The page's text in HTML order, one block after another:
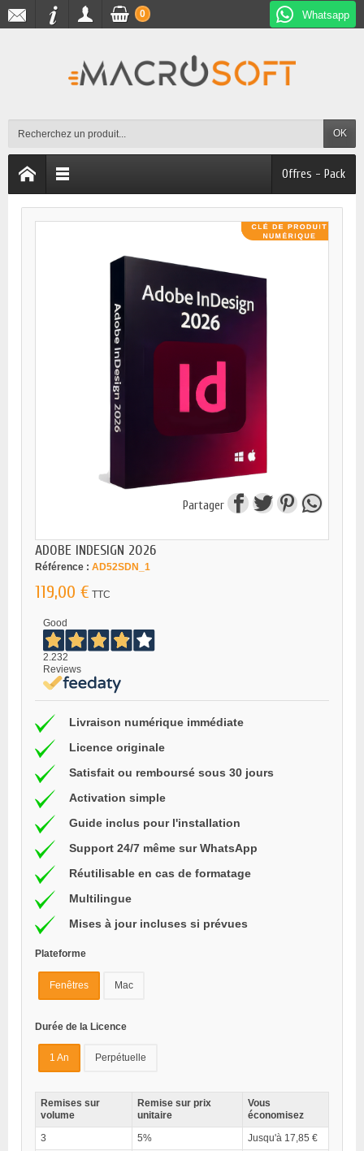
Whatsapp
OK
0
Offres - Pack
Partager
ADOBE INDESIGN 2026
Référence : AD52SDN_1
119,00 € TTC
Good
2.232
Reviews
Livraison numérique immédiate
Licence originale
Satisfait ou remboursé sous 30 jours
Activation simple
Guide inclus pour l'installation
Support 24/7 même sur WhatsApp
Réutilisable en cas de formatage
Multilingue
Mises à jour incluses si prévues
Plateforme
Fenêtres Mac
Durée de la Licence
1 An Perpétuelle
Remises sur
volume
Remise sur prix
unitaire
Vous
économisez
3
5%
Jusqu'à 17,85 €